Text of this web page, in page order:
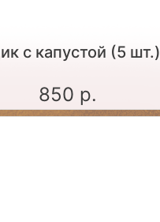
c капустой (5 шт.)
850 р.